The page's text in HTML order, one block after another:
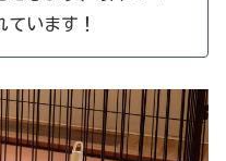
います！